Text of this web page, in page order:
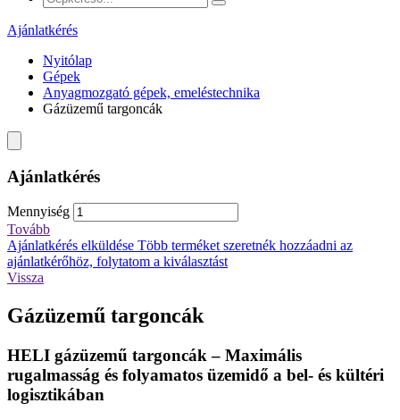
Ajánlatkérés
Nyitólap
Gépek
Anyagmozgató gépek, emeléstechnika
Gázüzemű targoncák
Ajánlatkérés
Mennyiség
Tovább
Ajánlatkérés elküldése Több terméket szeretnék hozzáadni az
ajánlatkérőhöz, folytatom a kiválasztást
Vissza
Gázüzemű targoncák
HELI gázüzemű targoncák – Maximális
rugalmasság és folyamatos üzemidő a bel- és kültéri
logisztikában